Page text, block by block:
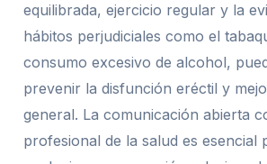
equilibrada, ejercicio regular y la
hábitos perjudiciales como el
consumo excesivo de alcohol,
prevenir la disfunción eréctil y
general. La comunicación abierta
profesional de la salud es esencial